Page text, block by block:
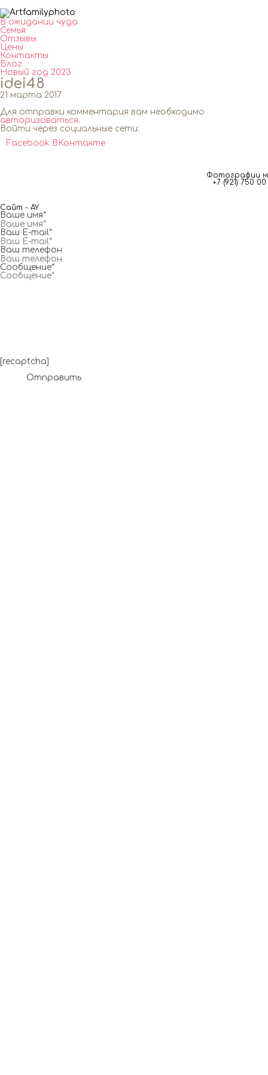
В ожидании чуда
Семья
Отзывы
Цены
Контакты
Блог
Новый год 2023
idei48
21 марта 2017
Для отправки комментария вам необходимо
авторизоваться.
Войти через социальные сети:
Facebook ВКонтакте
Фотографии
+7 (921) 750
Сайт - AY
Ваше имя*
Ваш E-mail*
Ваш телефон
Сообщение*
[recaptcha]